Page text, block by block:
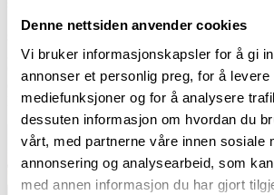
Denne nettsiden anvender cookies
Vi bruker informasjonskapsler for å gi
annonser et personlig preg, for å levere
mediefunksjoner og for å analysere
dessuten informasjon om hvordan du
vårt, med partnerne våre innen sosiale
annonsering og analysearbeid, som
med annen informasjon du har gjort
14-tommers multimedieskjerm. Her får du
gateparkeringer. Med sømløs
CarPlay og Android Auto™, er det enkelt å
du trenger å fokusere på veien, gir
kontroll – uten å ta hendene av rattet.